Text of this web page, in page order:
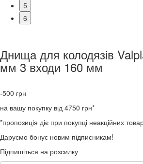
5
6
Днища для колодязів
мм 3 входи 160 мм
-500 грн
на вашу покупку від 4750 грн*
*пропозиція діє при покупці неакційних
Даруємо бонус новим підписникам!
Підпишіться на розсилку